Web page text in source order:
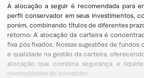
A alocação a seguir é recomendada para
perfil conservador em seus investimentos,
porém, combinando títulos de diferentes
retorno. A alocação da carteira é
fixa pós fixados. Nossas sugestões de fundos
e qualidade na gestão da carteira,
alocação que combina segurança e
necessidades do investidor.